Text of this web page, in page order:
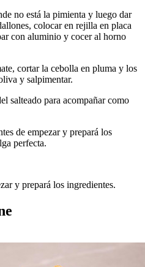
no está la pimienta y luego dar
colocar en rejilla en placa
con aluminio y cocer al horno
cortar la cebolla en pluma y los
y salpimentar.
salteado para acompañar como
de empezar y prepará los
perfecta.
y prepará los ingredientes.